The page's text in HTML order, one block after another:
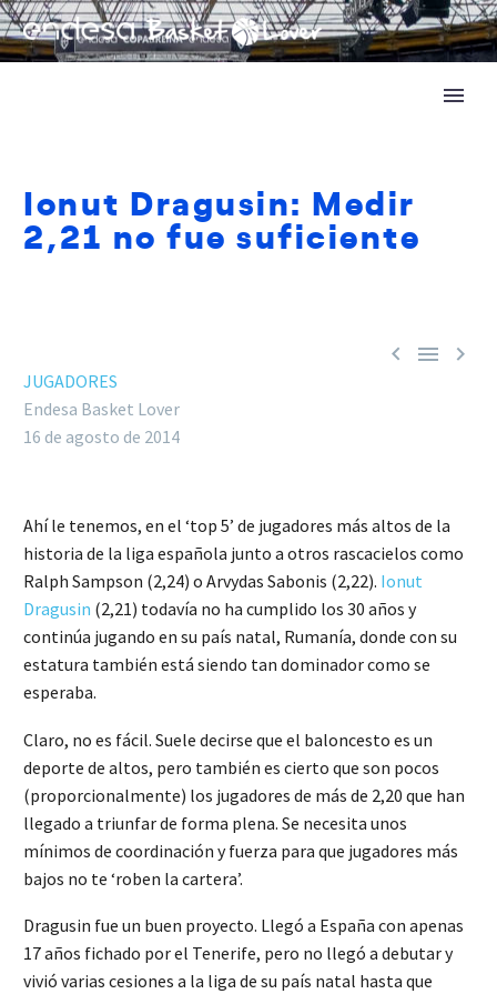
Ionut Dragusin: Medir
2,21 no fue suficiente
  
JUGADORES
Endesa Basket Lover
16 de agosto de 2014
Ahí le tenemos, en el ‘top 5’ de jugadores más altos de la
historia de la liga española junto a otros rascacielos como
Ralph Sampson (2,24) o Arvydas Sabonis (2,22). Ionut
Dragusin (2,21) todavía no ha cumplido los 30 años y
continúa jugando en su país natal, Rumanía, donde con su
estatura también está siendo tan dominador como se
esperaba.
Claro, no es fácil. Suele decirse que el baloncesto es un
deporte de altos, pero también es cierto que son pocos
(proporcionalmente) los jugadores de más de 2,20 que han
llegado a triunfar de forma plena. Se necesita unos
mínimos de coordinación y fuerza para que jugadores más
bajos no te ‘roben la cartera’.
Dragusin fue un buen proyecto. Llegó a España con apenas
17 años fichado por el Tenerife, pero no llegó a debutar y
vivió varias cesiones a la liga de su país natal hasta que